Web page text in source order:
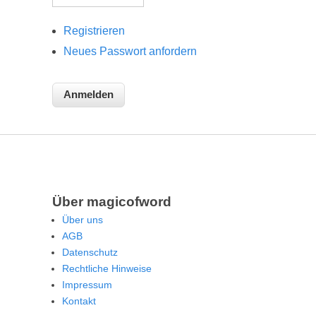
Registrieren
Neues Passwort anfordern
Über magicofword
Über uns
AGB
Datenschutz
Rechtliche Hinweise
Impressum
Kontakt